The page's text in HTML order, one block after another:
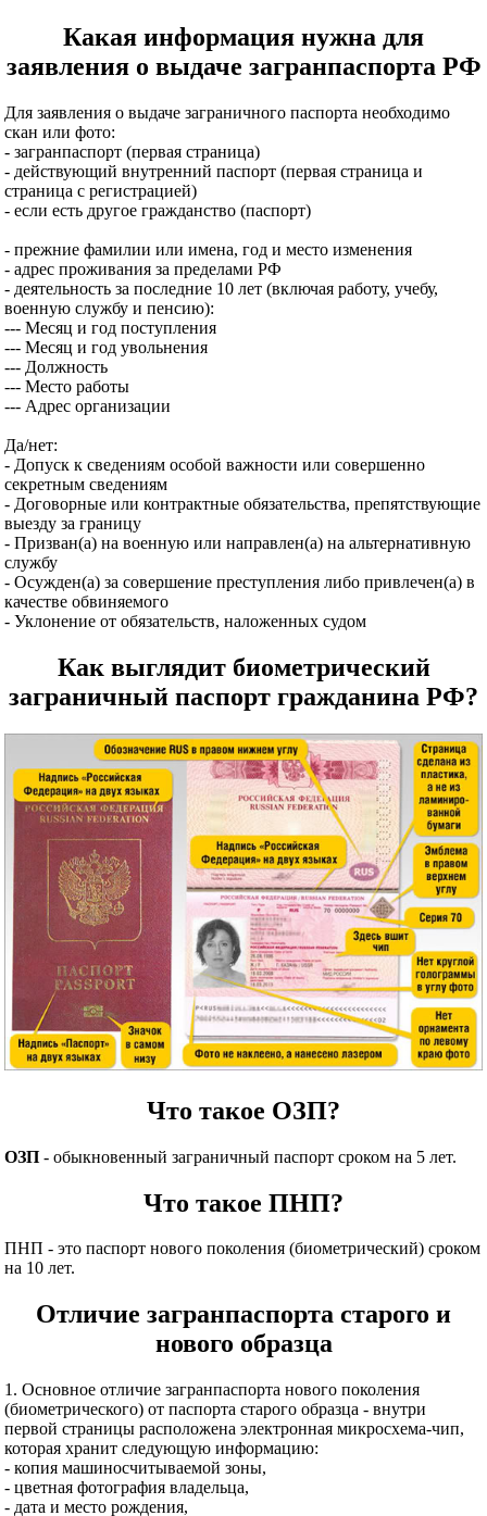
Какая информация нужна для
заявления о выдаче загранпаспорта РФ
Для заявления о выдаче заграничного паспорта необходимо
скан или фото:
- загранпаспорт (первая страница)
- действующий внутренний паспорт (первая страница и
страница с регистрацией)
- если есть другое гражданство (паспорт)
- прежние фамилии или имена, год и место изменения
- адрес проживания за пределами РФ
- деятельность за последние 10 лет (включая работу, учебу,
военную службу и пенсию):
--- Месяц и год поступления
--- Месяц и год увольнения
--- Должность
--- Место работы
--- Адрес организации
Да/нет:
- Допуск к сведениям особой важности или совершенно
секретным сведениям
- Договорные или контрактные обязательства, препятствующие
выезду за границу
- Призван(а) на военную или направлен(а) на альтернативную
службу
- Осужден(а) за совершение преступления либо привлечен(а) в
качестве обвиняемого
- Уклонение от обязательств, наложенных судом
Как выглядит биометрический
заграничный паспорт гражданина РФ?
Что такое ОЗП?
ОЗП - обыкновенный заграничный паспорт сроком на 5 лет.
Что такое ПНП?
ПНП - это паспорт нового поколения (биометрический) сроком
на 10 лет.
Отличие загранпаспорта старого и
нового образца
1. Основное отличие загранпаспорта нового поколения
(биометрического) от паспорта старого образца - внутри
первой страницы расположена электронная микросхема-чип,
которая хранит следующую информацию:
- копия машиносчитываемой зоны,
- цветная фотография владельца,
- дата и место рождения,